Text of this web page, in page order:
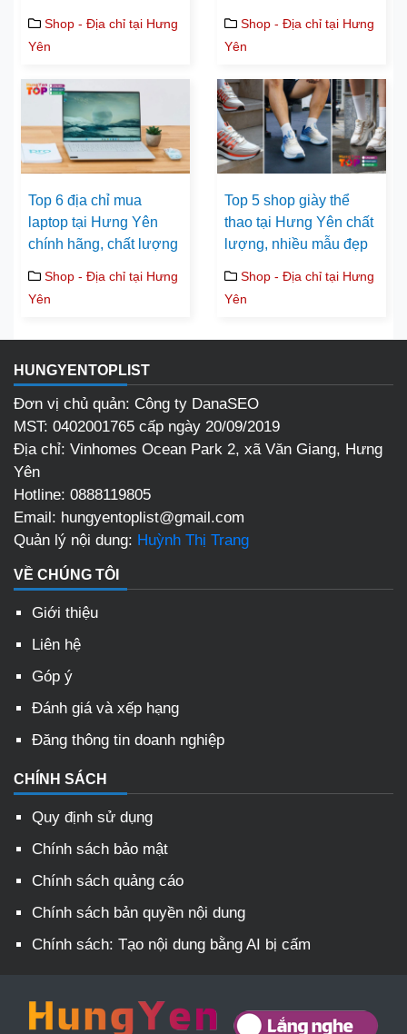
Shop - Địa chỉ tại Hưng
Yên
Shop - Địa chỉ tại Hưng
Yên
Top 6 địa chỉ mua
laptop tại Hưng Yên
chính hãng, chất lượng
Shop - Địa chỉ tại Hưng
Yên
Top 5 shop giày thể
thao tại Hưng Yên chất
lượng, nhiều mẫu đẹp
Shop - Địa chỉ tại Hưng
Yên
HUNGYENTOPLIST
Đơn vị chủ quản: Công ty DanaSEO
MST: 0402001765 cấp ngày 20/09/2019
Địa chỉ: Vinhomes Ocean Park 2, xã Văn Giang, Hưng
Yên
Hotline: 0888119805
Email: hungyentoplist@gmail.com
Quản lý nội dung: Huỳnh Thị Trang
VỀ CHÚNG TÔI
Giới thiệu
Liên hệ
Góp ý
Đánh giá và xếp hạng
Đăng thông tin doanh nghiệp
CHÍNH SÁCH
Quy định sử dụng
Chính sách bảo mật
Chính sách quảng cáo
Chính sách bản quyền nội dung
Chính sách: Tạo nội dung bằng AI bị cấm